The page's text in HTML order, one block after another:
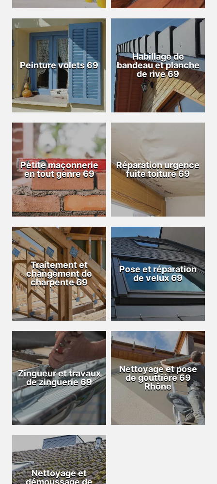
Peinture volets 69
Habillage de
bandeau et planche
de rive 69
Petite maçonnerie
en tout genre 69
Réparation urgence
fuite toiture 69
Traitement et
changement de
charpente 69
Pose et réparation
de velux 69
Zingueur et travaux
de zinguerie 69
Nettoyage et pose
de gouttière 69
Rhône
Nettoyage et
démoussage de